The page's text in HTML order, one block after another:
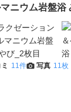
ニウム岩盤浴
11件 写真 11枚